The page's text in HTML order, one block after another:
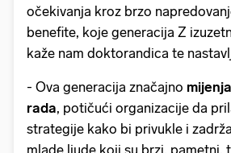
očekivanja kroz brzo
benefite, koje generacija Z
kaže nam doktorandica te
- Ova generacija značajno
rada, potičući organizacije da
strategije kako bi privukle i